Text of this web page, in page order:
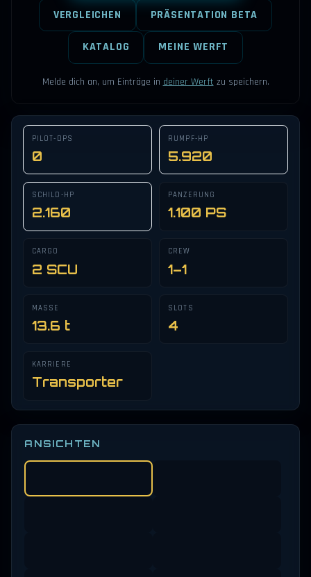
VERGLEICHEN PRÄSENTATION BETA
KATALOG MEINE WERFT
Melde dich an, um Einträge in deiner Werft zu speichern.
PILOT-DPS
0
RUMPF-HP
5.920
SCHILD-HP
2.160
PANZERUNG
1.100 PS
CARGO
2 SCU
CREW
1–1
MASSE
13.6 t
SLOTS
4
KARRIERE
Transporter
ANSICHTEN